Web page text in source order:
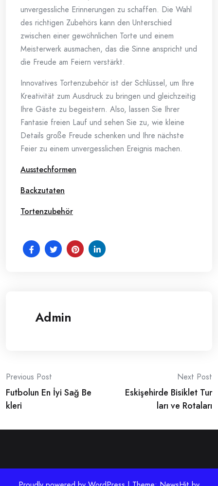
unvergessliche Erinnerungen zu schaffen. Die Wahl
des richtigen Zubehörs kann den Unterschied
zwischen einer gewöhnlichen Torte und einem
Meisterwerk ausmachen, das die Sinne anspricht und
die Freude am Feiern verstärkt.
Innovatives Tortenzubehör ist der Schlüssel, um Ihre
Kreativität zum Ausdruck zu bringen und gleichzeitig
Ihre Gäste zu begeistern. Also, lassen Sie Ihrer
Fantasie freien Lauf und sehen Sie zu, wie kleine
Details große Freude schenken und Ihre nächste
Feier zu einem unvergesslichen Ereignis machen.
Ausstechformen
Backzutaten
Tortenzubehör
Admin
Post
navigation
Previous Post
Futbolun En İyi Sağ Be
kleri
Next Post
Eskişehirde Bisiklet Tur
ları ve Rotaları